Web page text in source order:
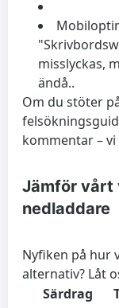
misslyckas,
ändå..
Om du stöter
kommentar –
Jämför vårt
nedladdare
Nyfiken på hur
alternativ? Låt
Särdrag